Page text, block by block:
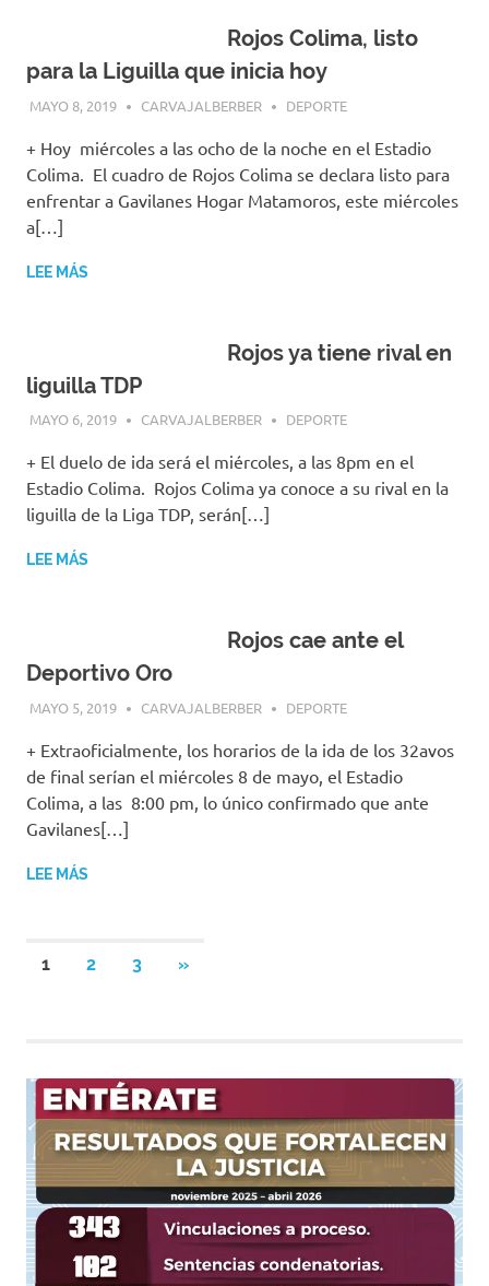
Rojos Colima, listo
para la Liguilla que inicia hoy
MAYO 8, 2019 CARVAJALBERBER DEPORTE
+ Hoy miércoles a las ocho de la noche en el Estadio
Colima. El cuadro de Rojos Colima se declara listo para
enfrentar a Gavilanes Hogar Matamoros, este miércoles
a[…]
LEE MÁS
Rojos ya tiene rival en
liguilla TDP
MAYO 6, 2019 CARVAJALBERBER DEPORTE
+ El duelo de ida será el miércoles, a las 8pm en el
Estadio Colima. Rojos Colima ya conoce a su rival en la
liguilla de la Liga TDP, serán[…]
LEE MÁS
Rojos cae ante el
Deportivo Oro
MAYO 5, 2019 CARVAJALBERBER DEPORTE
+ Extraoficialmente, los horarios de la ida de los 32avos
de final serían el miércoles 8 de mayo, el Estadio
Colima, a las 8:00 pm, lo único confirmado que ante
Gavilanes[…]
LEE MÁS
Navegación
1 2 3
SIGUIENTES
»